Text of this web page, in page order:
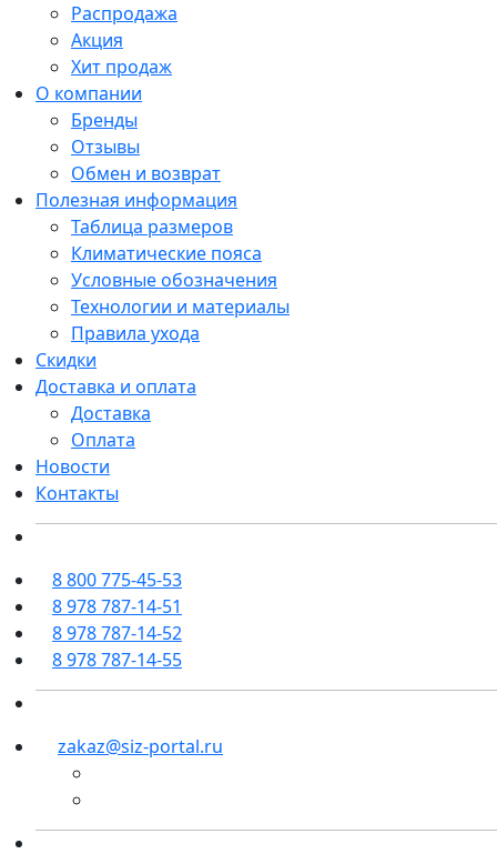
Распродажа
Акция
Хит продаж
О компании
Бренды
Отзывы
Обмен и возврат
Полезная информация
Таблица размеров
Климатические пояса
Условные обозначения
Технологии и материалы
Правила ухода
Скидки
Доставка и оплата
Доставка
Оплата
Новости
Контакты
8 800 775-45-53
8 978 787-14-51
8 978 787-14-52
8 978 787-14-55
zakaz@siz-portal.ru